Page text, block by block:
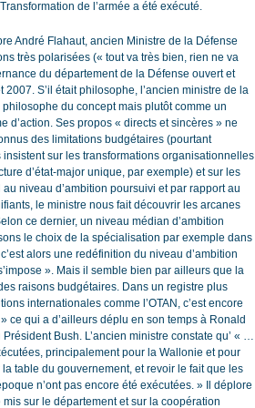
de l’armée a été exécuté.
André Flahaut, ancien Ministre de la Défense
très polarisées (« tout va très bien, rien ne va
du département de la Défense ouvert et
S’il était philosophe, l’ancien ministre de la
du concept mais plutôt comme un
d’action. Ses propos « directs et sincères » ne
des limitations budgétaires (pourtant
sur les transformations organisationnelles
d’état-major unique, par exemple) et sur les
niveau d’ambition poursuivi et par rapport au
le ministre nous fait découvrir les arcanes
ce dernier, un niveau médian d’ambition
le choix de la spécialisation par exemple dans
alors une redéfinition du niveau d’ambition
». Mais il semble bien par ailleurs que la
raisons budgétaires. Dans un registre plus
internationales comme l’OTAN, c’est encore
ce qui a d’ailleurs déplu en son temps à Ronald
Bush. L’ancien ministre constate qu’ « …
principalement pour la Wallonie et pour
table du gouvernement, et revoir le fait que les
n’ont pas encore été exécutées. » Il déplore
sur le département et sur la coopération